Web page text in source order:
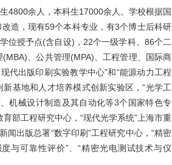
余人，本科生17000余人。学校根据国
造，现有59个本科专业，有3个博士后科研
位授予点(含自设)，22个一级学科、86个二
、公共管理(MPA)、工程管理、国际商
代出版印刷实验教学中心”和“能源动力工程
基地和人才培养模式创新实验区，“光学工
机械设计制造及其自动化等3个国家特色专
部工程研究中心，“现代光学系统”上海市重
闻出版总署“数字印刷”工程研究中心，“精密
与可靠性评价”、“精密光电测试技术与仪